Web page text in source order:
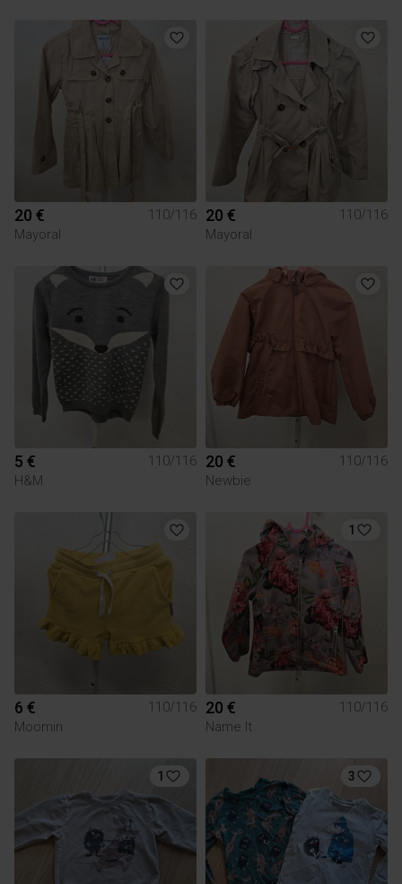
20 €
110/116
Mayoral
20 €
110/116
Mayoral
5 €
110/116
H&M
20 €
110/116
Newbie
6 €
110/116
Moomin
1
20 €
110/116
Name It
1 3